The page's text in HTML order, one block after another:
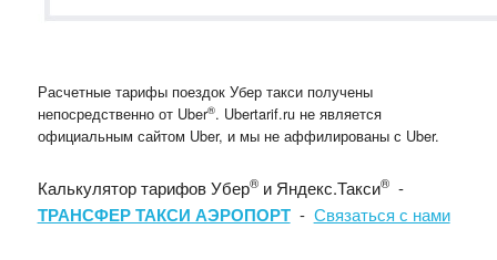
Расчетные тарифы поездок Убер такси получены
непосредственно от Uber®. Ubertarif.ru не является
официальным сайтом Uber, и мы не аффилированы с Uber.
Калькулятор тарифов Убер®и Яндекс.Такси® -
ТРАНСФЕР ТАКСИ АЭРОПОРТ- Связаться с нами